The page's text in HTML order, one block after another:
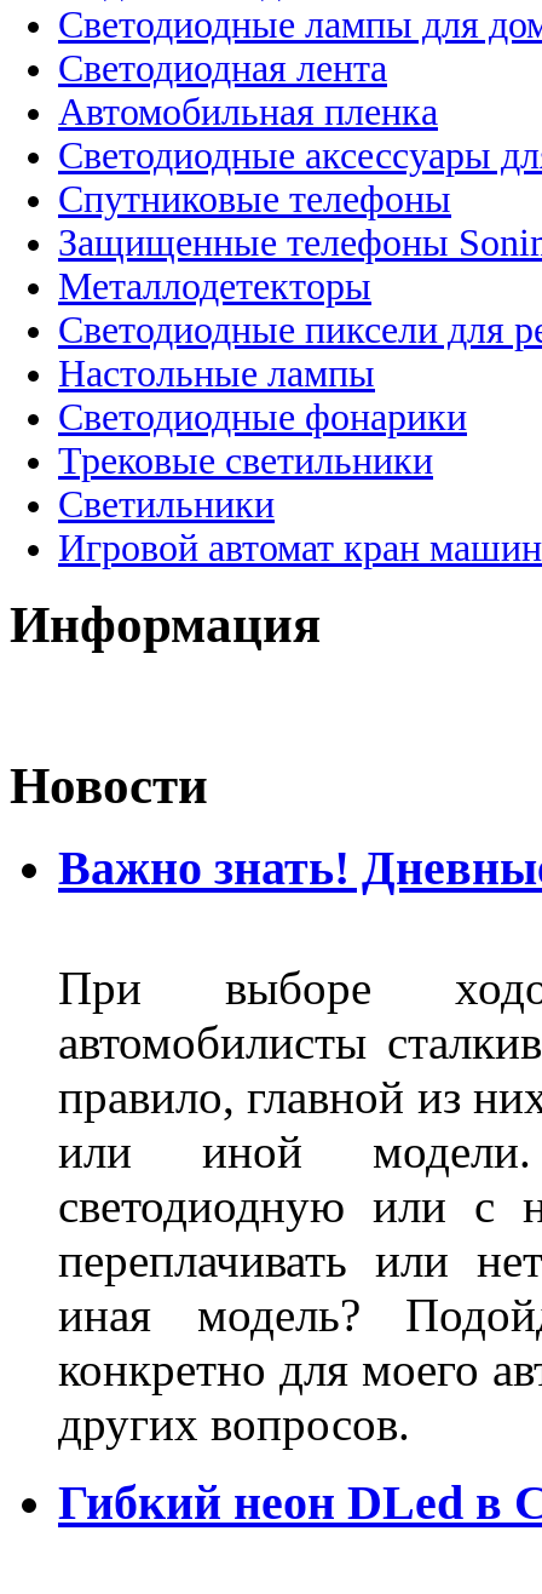
Светодиодные лампы для
Светодиодная лента
Автомобильная пленка
Светодиодные аксессуары
Спутниковые телефоны
Защищенные телефоны
Металлодетекторы
Светодиодные пиксели для
Настольные лампы
Светодиодные фонарики
Трековые светильники
Светильники
Игровой автомат кран
Информация
Новости
Важно знать!
При выборе
автомобилисты
правило, главной из
или иной
светодиодную или с
переплачивать или
иная модель?
конкретно для моего
других вопросов.
Гибкий неон DLed в